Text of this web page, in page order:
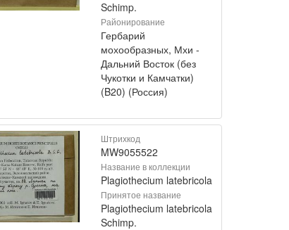
Schimp.
Районирование
Гербарий
мохообразных, Мхи -
Дальний Восток (без
Чукотки и Камчатки)
(B20) (Россия)
Штрихкод
MW9055522
Название в коллекции
Plagiothecium latebricola
Принятое название
Plagiothecium latebricola
Schimp.